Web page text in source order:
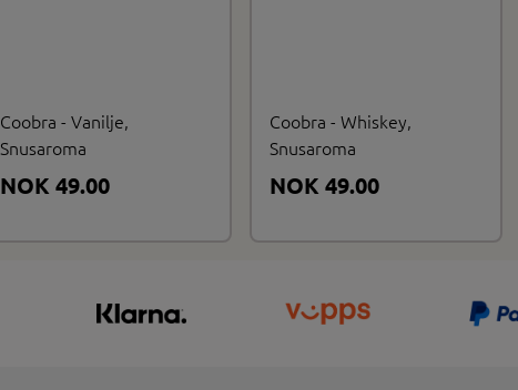
Coobra - Vanilje,
Snusaroma
NOK 49.00
Coobra - Whiskey,
Snusaroma
NOK 49.00